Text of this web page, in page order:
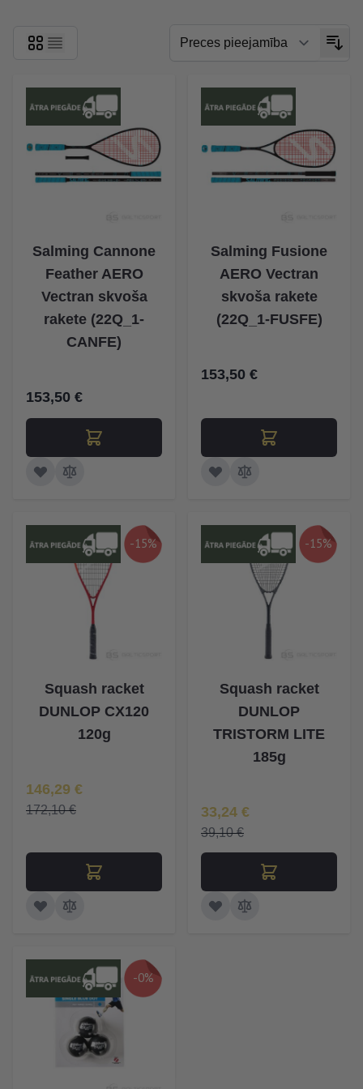
Salming Cannone
Feather AERO
Vectran skvoša
rakete (22Q_1-
CANFE)
153,50 €
Salming Fusione
AERO Vectran
skvoša rakete
(22Q_1-FUSFE)
153,50 €
-15%
Squash racket
DUNLOP CX120
120g
Īpaša Cena
146,29 €
172,10 €
-15%
Squash racket
DUNLOP
TRISTORM LITE
185g
Īpaša Cena
33,24 €
39,10 €
-0%